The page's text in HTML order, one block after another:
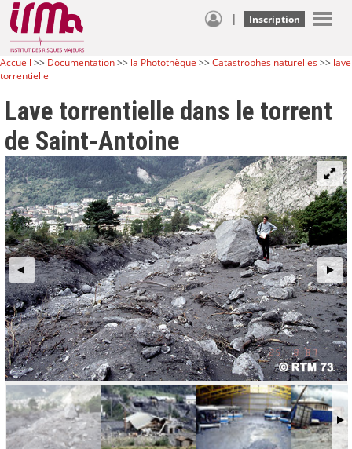
| Inscription
Accueil >> Documentation>> la Photothèque >>Catastrophes naturelles>> lave
torrentielle
Lave torrentielle dans le torrent
de Saint-Antoine